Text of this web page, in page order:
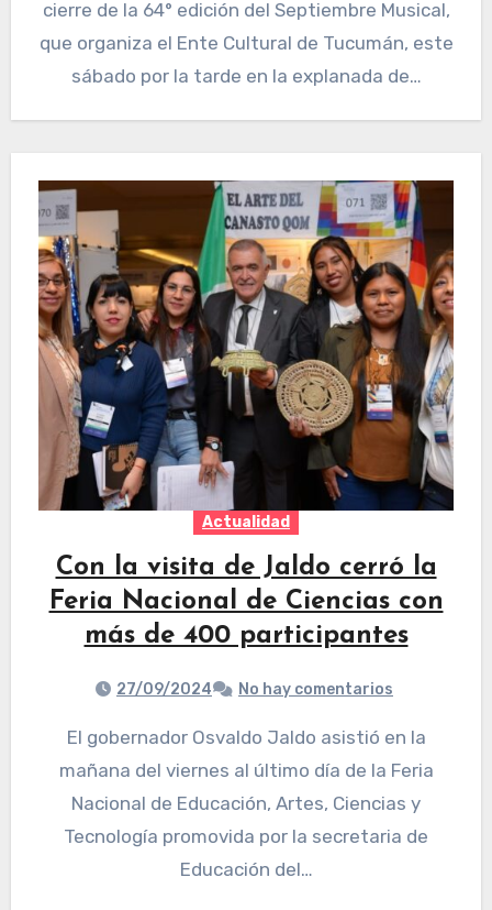
cierre de la 64° edición del Septiembre Musical,
que organiza el Ente Cultural de Tucumán, este
sábado por la tarde en la explanada de…
Actualidad
Con la visita de Jaldo cerró la
Feria Nacional de Ciencias con
más de 400 participantes
27/09/2024 No hay comentarios
El gobernador Osvaldo Jaldo asistió en la
mañana del viernes al último día de la Feria
Nacional de Educación, Artes, Ciencias y
Tecnología promovida por la secretaria de
Educación del…